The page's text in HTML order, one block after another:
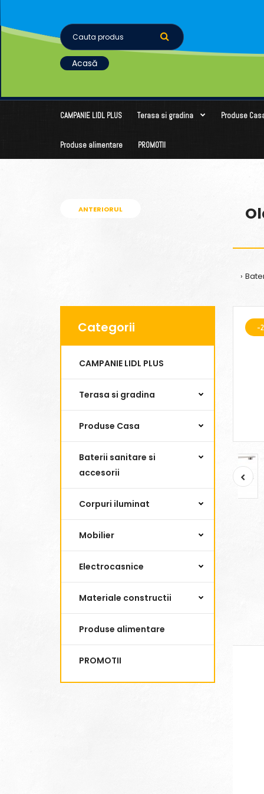
Acasă
CAMPANIE LIDL PLUS Terasa si gradina Produse
Produse alimentare PROMOTII
ANTERIORUL
Categorii
CAMPANIE LIDL PLUS
Terasa si gradina
Produse Casa
Baterii sanitare si
accesorii
Corpuri iluminat
Mobilier
Electrocasnice
Materiale constructii
Produse alimentare
PROMOTII
-